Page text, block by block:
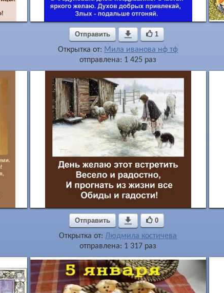
Отправить  1
Открытка от: Мила иванова нф тф
отправлена: 1 425 раз
Отправить  0
Открытка от:Людмила костичева
отправлена: 1 317 раз